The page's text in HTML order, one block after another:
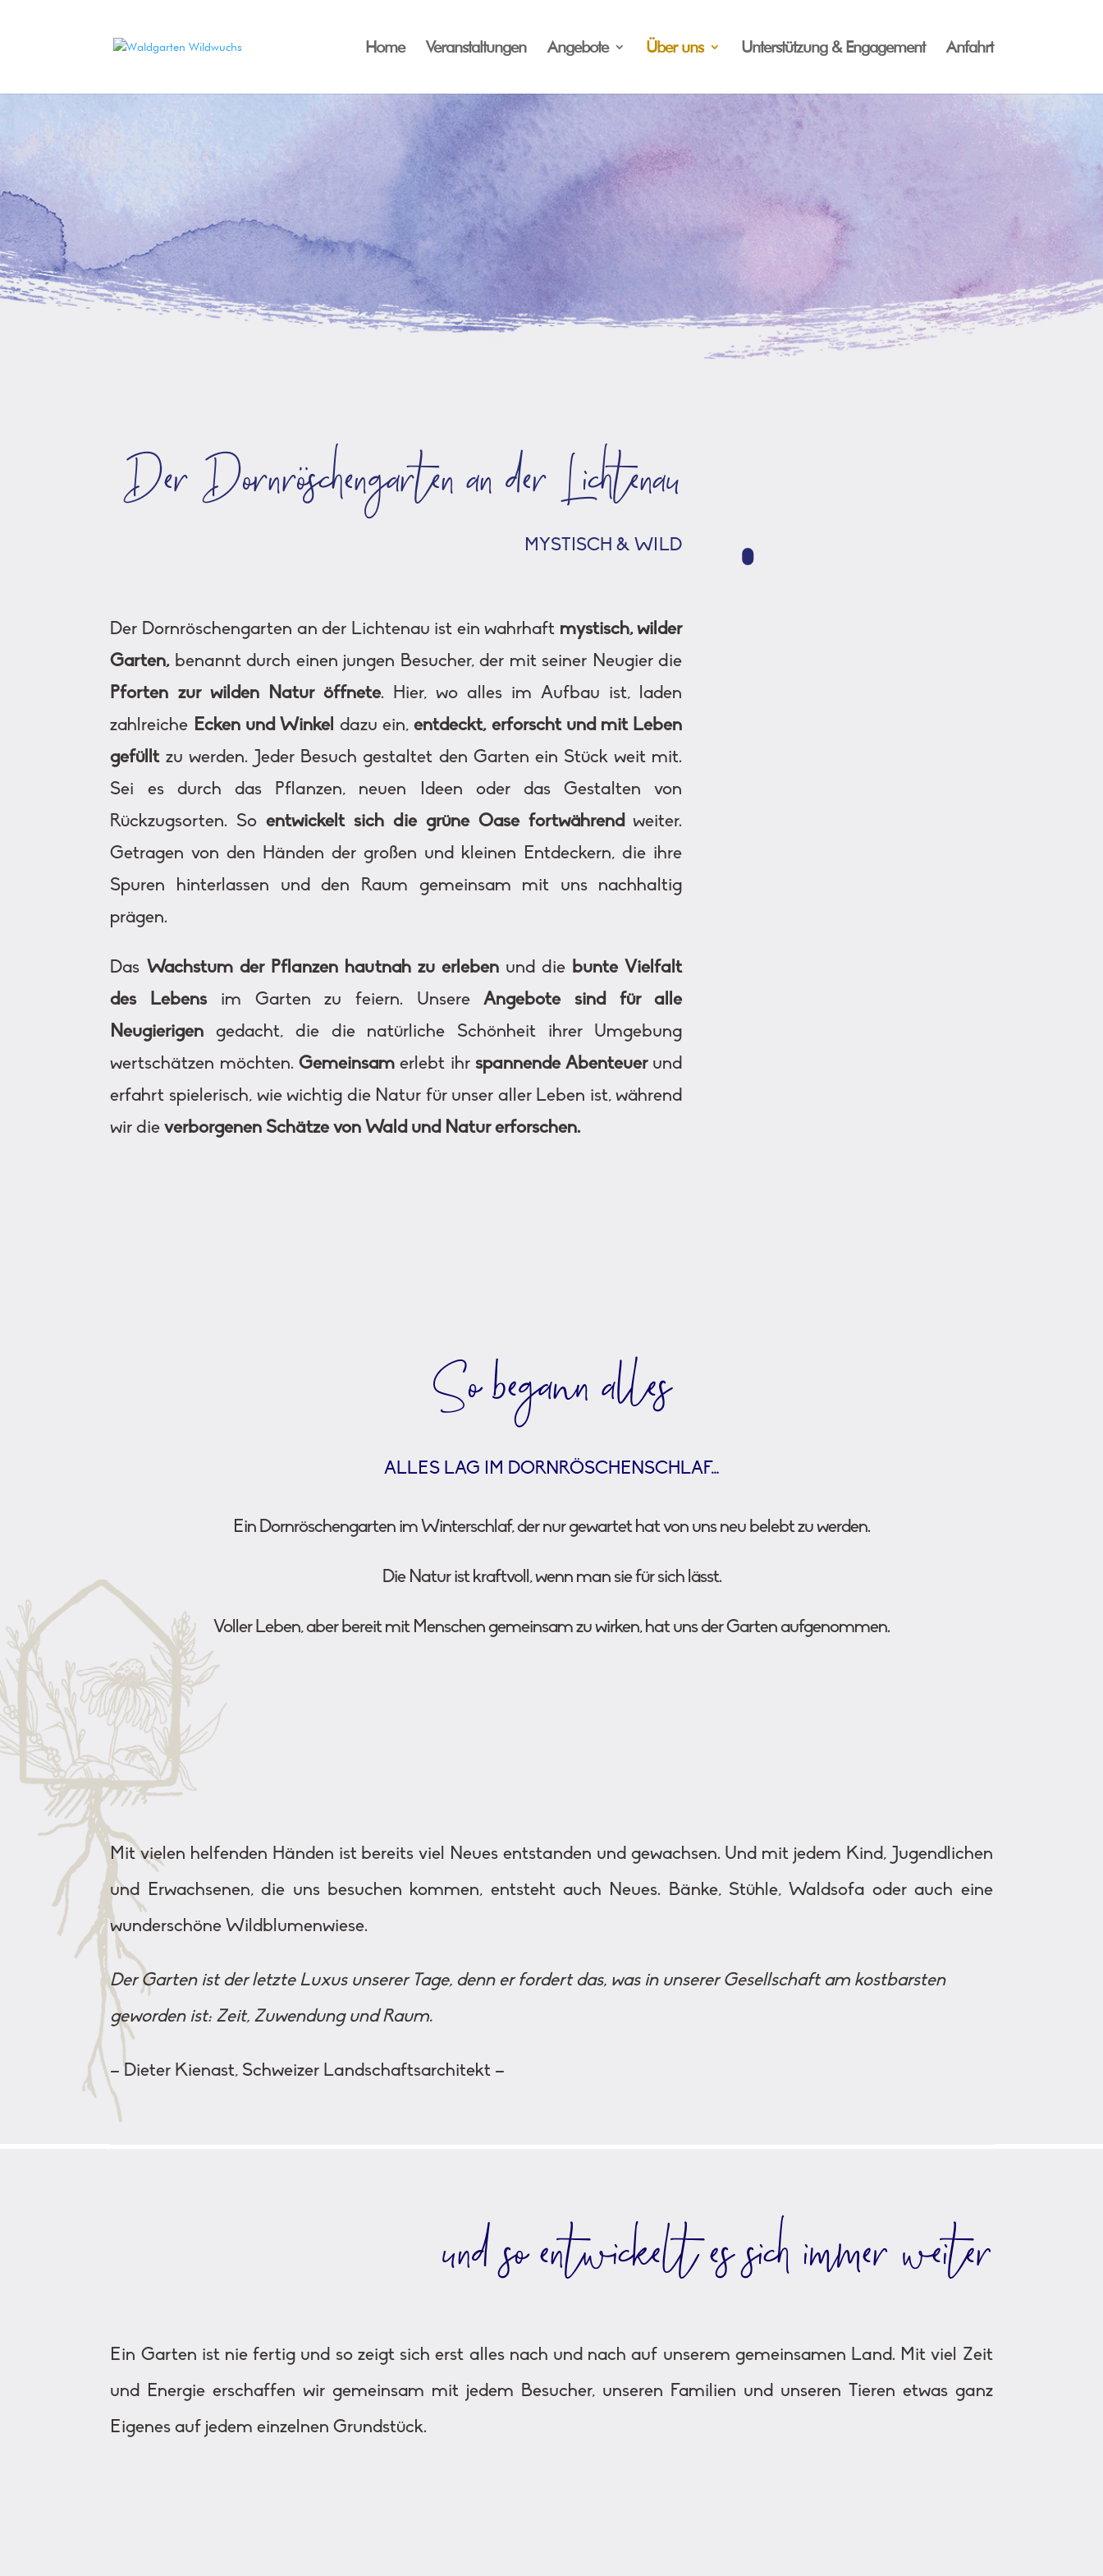
Home Veranstaltungen Angebote Über uns Unterstützung & Engagement Anfahrt
Der Dornröschengarten an der Lichtenau
MYSTISCH & WILD
Der Dornröschengarten an der Lichtenau ist ein wahrhaft mystisch, wilder
Garten,benannt durch einen jungen Besucher, der mit seiner Neugier die
Pforten zur wilden Natur öffnete. Hier, wo alles im Aufbau ist, laden
zahlreiche Ecken und Winkel dazu ein,entdeckt, erforscht und mit Leben
gefülltzu werden. Jeder Besuch gestaltet den Garten ein Stück weit mit.
Sei es durch das Pflanzen, neuen Ideen oder das Gestalten von
Rückzugsorten. Soentwickelt sich die grüne Oase fortwährendweiter.
Getragen von den Händen der großen und kleinen Entdeckern, die ihre
Spuren hinterlassen und den Raum gemeinsam mit uns nachhaltig
prägen.
Das Wachstum der Pflanzen hautnah zu erleben und die bunte Vielfalt
des Lebensim Garten zu feiern. UnsereAngebote sind für alle
Neugierigen gedacht, die die natürliche Schönheit ihrer Umgebung
wertschätzen möchten. Gemeinsam erlebt ihr spannende Abenteuerund
erfahrt spielerisch, wie wichtig die Natur für unser aller Leben ist, während
wir dieverborgenen Schätze von Wald und Natur erforschen.
So begann alles
ALLES LAG IM DORNRÖSCHENSCHLAF…
Ein Dornröschengarten im Winterschlaf, der nur gewartet hat von uns neu belebt zu werden.
Die Natur ist kraftvoll, wenn man sie für sich lässt.
Voller Leben, aber bereit mit Menschen gemeinsam zu wirken, hat uns der Garten aufgenommen.
Mit vielen helfenden Händen ist bereits viel Neues entstanden und gewachsen. Und mit jedem Kind, Jugendlichen
und Erwachsenen, die uns besuchen kommen, entsteht auch Neues. Bänke, Stühle, Waldsofa oder auch eine
wunderschöne Wildblumenwiese.
Der Garten ist der letzte Luxus unserer Tage, denn er fordert das, was in unserer Gesellschaft am kostbarsten
geworden ist: Zeit, Zuwendung und Raum.
– Dieter Kienast, Schweizer Landschaftsarchitekt –
und so entwickelt es sich immer weiter
Ein Garten ist nie fertig und so zeigt sich erst alles nach und nach auf unserem gemeinsamen Land. Mit viel Zeit
und Energie erschaffen wir gemeinsam mit jedem Besucher, unseren Familien und unseren Tieren etwas ganz
Eigenes auf jedem einzelnen Grundstück.